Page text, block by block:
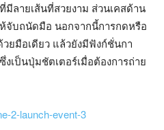
ลายเส้นที่สวยงาม ส่วนเคสด้าน
จับถนัดมือ นอกจากนี้การกดหรือ
ยมือเดียว แล้วยังมีฟังก์ชั่นกา
เป็นปุ่มชัตเตอร์เมื่อต้องการถ่าย